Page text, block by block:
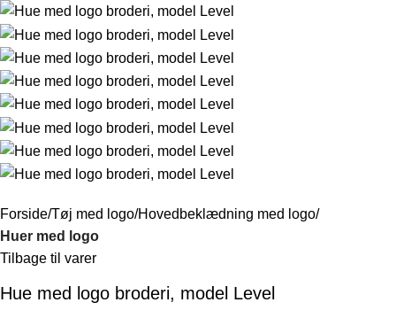
Forside Tøj med logo Hovedbeklædning med logo
Huer med logo
Tilbage til varer
Hue med logo broderi, model Level